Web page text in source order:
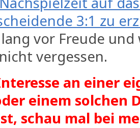
3:1 zu
vor Freude
vergessen.
an einer
einem solchen
schau mal bei